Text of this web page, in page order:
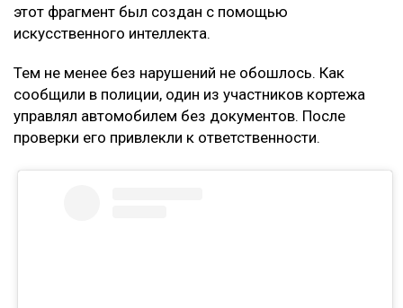
этот фрагмент был создан с помощью
искусственного интеллекта.
Тем не менее без нарушений не обошлось. Как
сообщили в полиции, один из участников кортежа
управлял автомобилем без документов. После
проверки его привлекли к ответственности.